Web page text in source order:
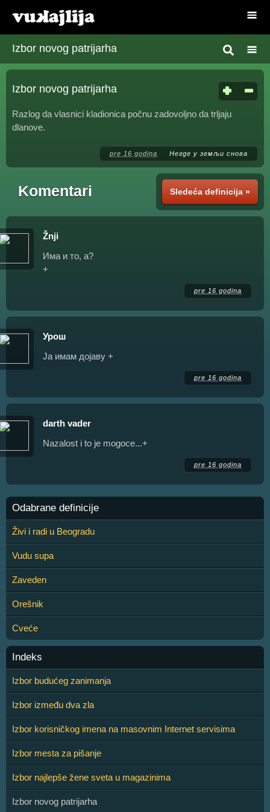
Izbor novog patrijarha
Izbor novog patrijarha
Razlog da vlasnici kladionica počnu zadovoljno da trljaju
dlanove.
pre 16 godina Негде у земљи снова
Sledeća definicija »
Komentari
Žnji
Има и то, а?
+
pre 16 godina
Урош
Ја имам дојаву +
pre 16 godina
darth vader
Nazalost i to je mogoce...+
pre 16 godina
Odabrane definicije
Živi i radi u Beogradu
Vudu supa
Zaveden
Orešnik
Cveće
Indeks
Izbor budućeg zanimanja
Izbor između dva zla
Izbor korisničkog imena na masovnim Internet servisima
Izbor mesta za pišanje
Izbor najlepše žene sveta u magazinima
Izbor novog patrijarha